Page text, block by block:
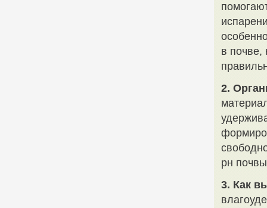
в почве,
2.
рн
3. Как